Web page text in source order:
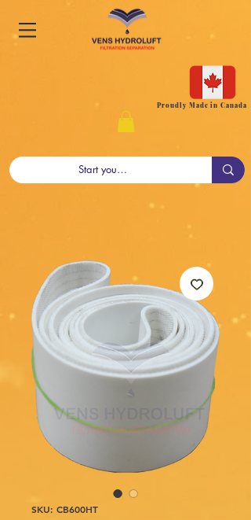
Proudly Made in Canada
SKU: CB600HT